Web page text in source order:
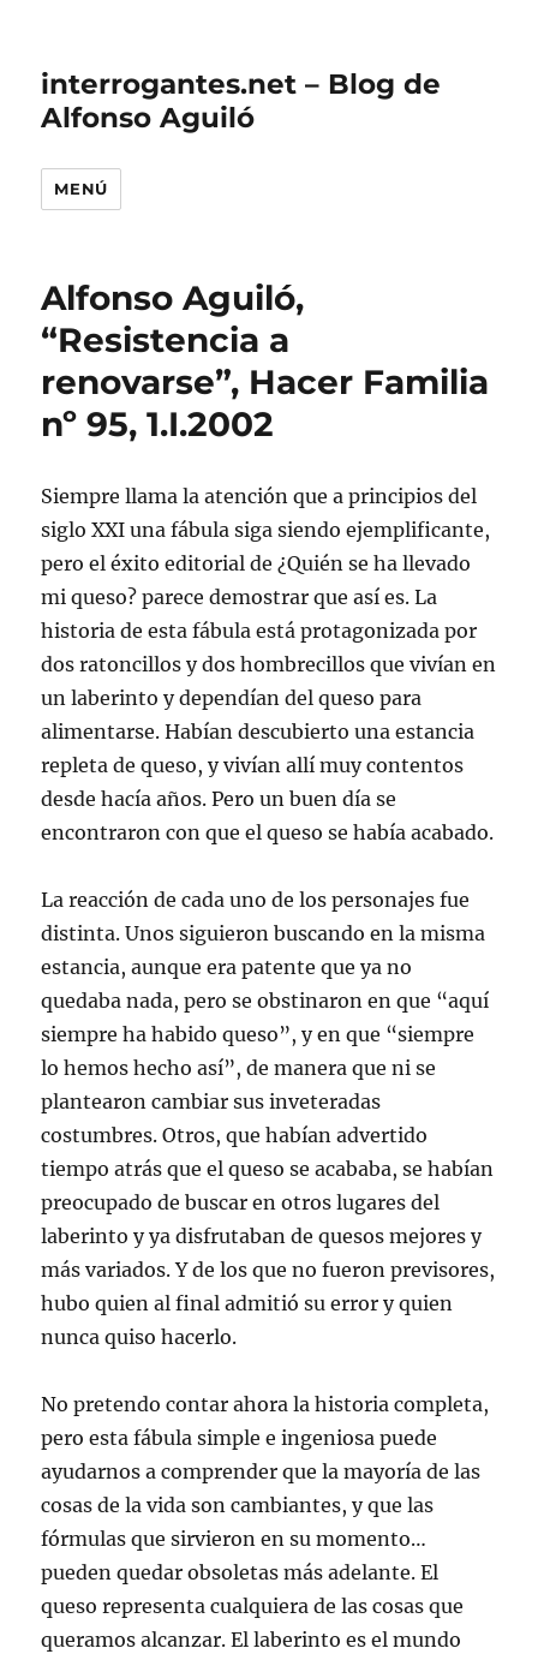
interrogantes.net – Blog de
Alfonso Aguiló
MENÚ
Alfonso Aguiló,
“Resistencia a
renovarse”, Hacer Familia
nº 95, 1.I.2002
Siempre llama la atención que a principios del
siglo XXI una fábula siga siendo ejemplificante,
pero el éxito editorial de ¿Quién se ha llevado
mi queso? parece demostrar que así es. La
historia de esta fábula está protagonizada por
dos ratoncillos y dos hombrecillos que vivían en
un laberinto y dependían del queso para
alimentarse. Habían descubierto una estancia
repleta de queso, y vivían allí muy contentos
desde hacía años. Pero un buen día se
encontraron con que el queso se había acabado.
La reacción de cada uno de los personajes fue
distinta. Unos siguieron buscando en la misma
estancia, aunque era patente que ya no
quedaba nada, pero se obstinaron en que “aquí
siempre ha habido queso”, y en que “siempre
lo hemos hecho así”, de manera que ni se
plantearon cambiar sus inveteradas
costumbres. Otros, que habían advertido
tiempo atrás que el queso se acababa, se habían
preocupado de buscar en otros lugares del
laberinto y ya disfrutaban de quesos mejores y
más variados. Y de los que no fueron previsores,
hubo quien al final admitió su error y quien
nunca quiso hacerlo.
No pretendo contar ahora la historia completa,
pero esta fábula simple e ingeniosa puede
ayudarnos a comprender que la mayoría de las
cosas de la vida son cambiantes, y que las
fórmulas que sirvieron en su momento…
pueden quedar obsoletas más adelante. El
queso representa cualquiera de las cosas que
queramos alcanzar. El laberinto es el mundo